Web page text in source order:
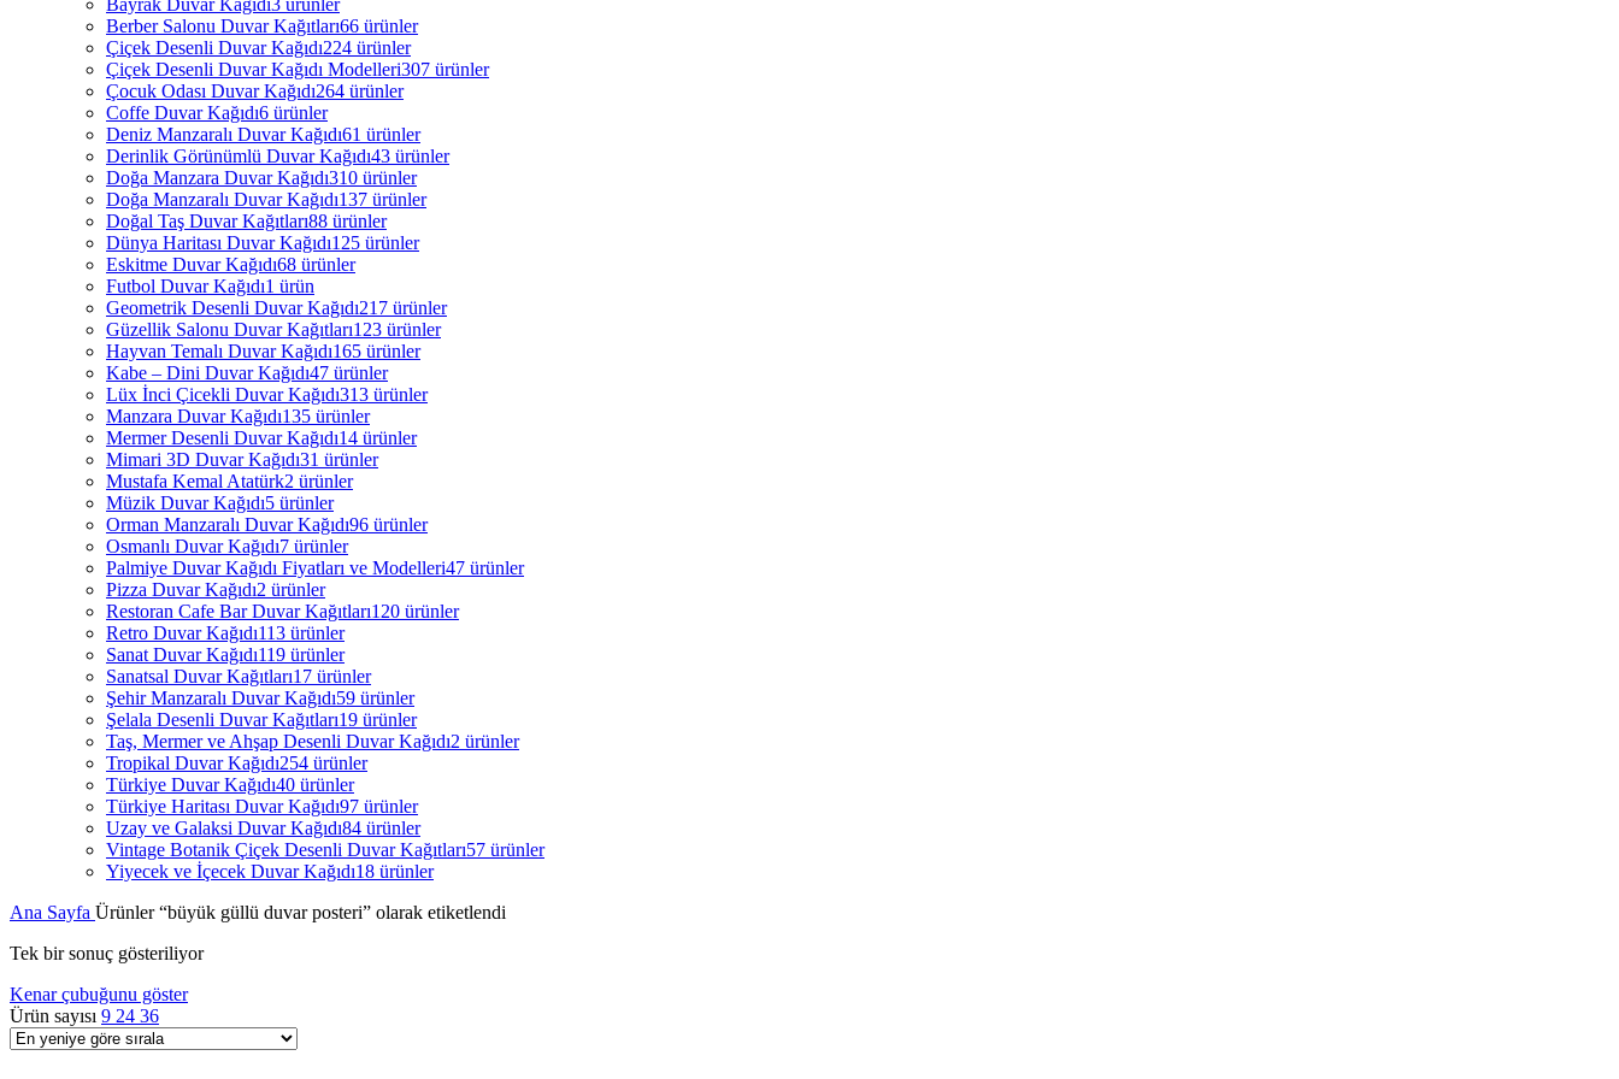
Berber Salonu Duvar Kağıtları66 ürünler
Çiçek Desenli Duvar Kağıdı224 ürünler
Çiçek Desenli Duvar Kağıdı Modelleri307 ürünler
Çocuk Odası Duvar Kağıdı264 ürünler
Coffe Duvar Kağıdı6 ürünler
Deniz Manzaralı Duvar Kağıdı61 ürünler
Derinlik Görünümlü Duvar Kağıdı43 ürünler
Doğa Manzara Duvar Kağıdı310 ürünler
Doğa Manzaralı Duvar Kağıdı137 ürünler
Doğal Taş Duvar Kağıtları88 ürünler
Dünya Haritası Duvar Kağıdı125 ürünler
Eskitme Duvar Kağıdı68 ürünler
Futbol Duvar Kağıdı1 ürün
Geometrik Desenli Duvar Kağıdı217 ürünler
Güzellik Salonu Duvar Kağıtları123 ürünler
Hayvan Temalı Duvar Kağıdı165 ürünler
Kabe – Dini Duvar Kağıdı47 ürünler
Lüx İnci Çicekli Duvar Kağıdı313 ürünler
Manzara Duvar Kağıdı135 ürünler
Mermer Desenli Duvar Kağıdı14 ürünler
Mimari 3D Duvar Kağıdı31 ürünler
Mustafa Kemal Atatürk2 ürünler
Müzik Duvar Kağıdı5 ürünler
Orman Manzaralı Duvar Kağıdı96 ürünler
Osmanlı Duvar Kağıdı7 ürünler
Palmiye Duvar Kağıdı Fiyatları ve Modelleri47 ürünler
Pizza Duvar Kağıdı2 ürünler
Restoran Cafe Bar Duvar Kağıtları120 ürünler
Retro Duvar Kağıdı113 ürünler
Sanat Duvar Kağıdı119 ürünler
Sanatsal Duvar Kağıtları17 ürünler
Şehir Manzaralı Duvar Kağıdı59 ürünler
Şelala Desenli Duvar Kağıtları19 ürünler
Taş, Mermer ve Ahşap Desenli Duvar Kağıdı2 ürünler
Tropikal Duvar Kağıdı254 ürünler
Türkiye Duvar Kağıdı40 ürünler
Türkiye Haritası Duvar Kağıdı97 ürünler
Uzay ve Galaksi Duvar Kağıdı84 ürünler
Vintage Botanik Çiçek Desenli Duvar Kağıtları57 ürünler
Yiyecek ve İçecek Duvar Kağıdı18 ürünler
Ana Sayfa Ürünler “büyük güllü duvar posteri” olarak etiketlendi
Tek bir sonuç gösteriliyor
Kenar çubuğunu göster
Ürün sayısı 9 24 36